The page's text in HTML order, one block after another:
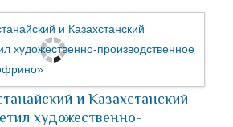
и Казахстанский
художественно-